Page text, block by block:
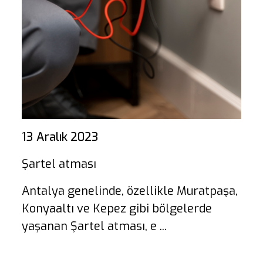
13 Aralık 2023
Şartel atması
Antalya genelinde, özellikle Muratpaşa,
Konyaaltı ve Kepez gibi bölgelerde
yaşanan Şartel atması, e ...